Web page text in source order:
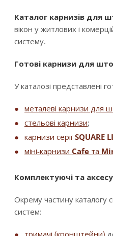
Каталог карнизів для
вікон у житлових і
систему.
Готові карнизи для
У каталозі представлені
металеві карнизи для
стельові карнизи;
карнизи серії SQUARE
міні-карнизи Cafe та
Комплектуючі та
Окрему частину каталогу
систем:
тримачі (кронштейни)